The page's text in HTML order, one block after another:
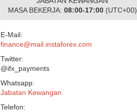
MASA BEKERJA: 08:00-17:00(UTC+00)
E-Mail:
finance@mail.instaforex.com
Twitter:
@ifx_payments
Whatsapp:
Jabatan Kewangan
Telefon: